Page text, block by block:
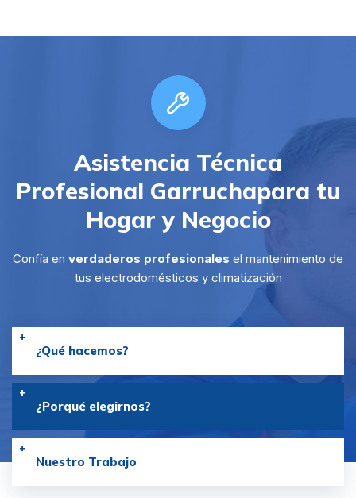
Asistencia Técnica
Profesional Garruchapara tu
Hogar y Negocio
Confía en verdaderos profesionales el mantenimiento de
tus electrodomésticos y climatización
¿Qué hacemos?
¿Porqué elegirnos?
Nuestro Trabajo